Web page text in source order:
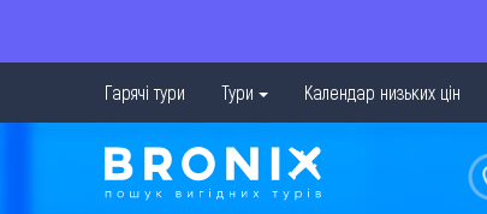
Гарячі тури Тури Календар низьких цін